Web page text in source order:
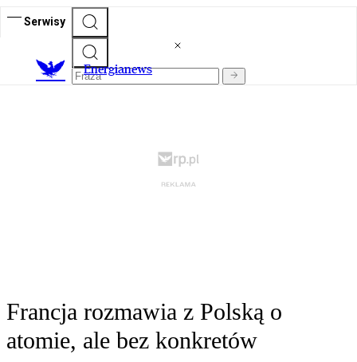
Serwisy
Energianews
Francja rozmawia z Polską o
atomie, ale bez konkretów